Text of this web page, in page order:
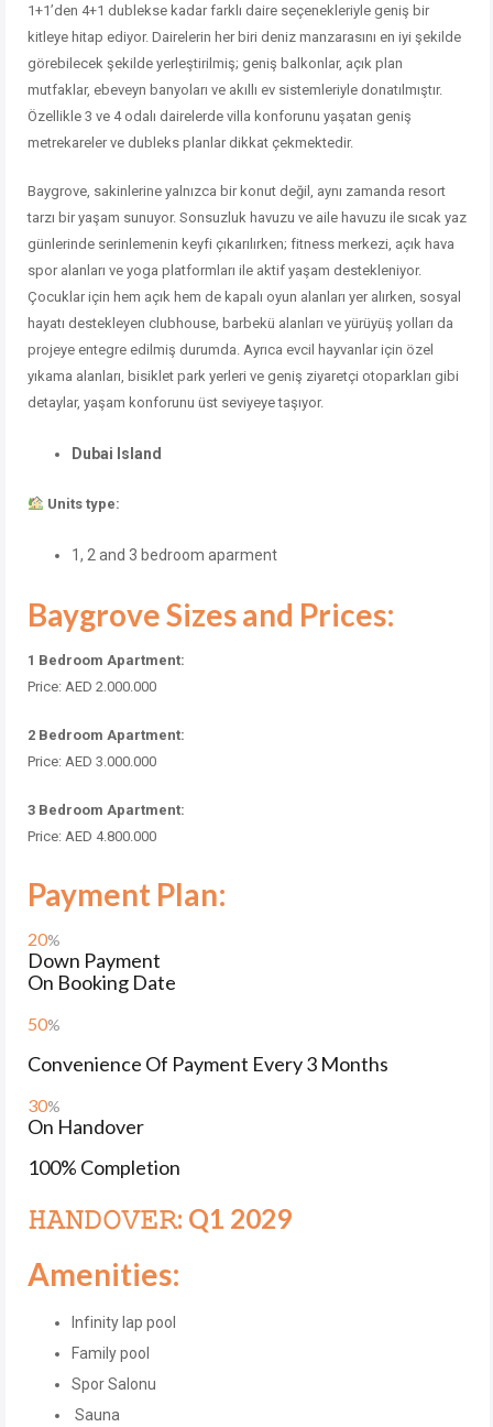
1+1’den 4+1 dublekse kadar farklı daire seçenekleriyle geniş bir
kitleye hitap ediyor. Dairelerin her biri deniz manzarasını en iyi şekilde
görebilecek şekilde yerleştirilmiş; geniş balkonlar, açık plan
mutfaklar, ebeveyn banyoları ve akıllı ev sistemleriyle donatılmıştır.
Özellikle 3 ve 4 odalı dairelerde villa konforunu yaşatan geniş
metrekareler ve dubleks planlar dikkat çekmektedir.
Baygrove, sakinlerine yalnızca bir konut değil, aynı zamanda resort
tarzı bir yaşam sunuyor. Sonsuzluk havuzu ve aile havuzu ile sıcak yaz
günlerinde serinlemenin keyfi çıkarılırken; fitness merkezi, açık hava
spor alanları ve yoga platformları ile aktif yaşam destekleniyor.
Çocuklar için hem açık hem de kapalı oyun alanları yer alırken, sosyal
hayatı destekleyen clubhouse, barbekü alanları ve yürüyüş yolları da
projeye entegre edilmiş durumda. Ayrıca evcil hayvanlar için özel
yıkama alanları, bisiklet park yerleri ve geniş ziyaretçi otoparkları gibi
detaylar, yaşam konforunu üst seviyeye taşıyor.
Dubai Island
Units type:
1, 2 and 3 bedroom aparment
Baygrove Sizes and Prices:
1 Bedroom Apartment:
Price: AED 2.000.000
2 Bedroom Apartment:
Price: AED 3.000.000
3 Bedroom Apartment:
Price: AED 4.800.000
Payment Plan:
20%
Down Payment
On Booking Date
50%
Convenience Of Payment Every 3 Months
30%
On Handover
100% Completion
𝙷𝙰𝙽𝙳𝙾𝚅𝙴𝚁: Q1 2029
Amenities:
Infinity lap pool
Family pool
Spor Salonu
Sauna